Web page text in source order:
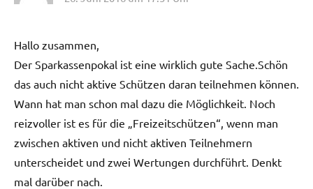
Hallo zusammen,
Der Sparkassenpokal ist eine wirklich gute Sache.Schön
das auch nicht aktive Schützen daran teilnehmen können.
Wann hat man schon mal dazu die Möglichkeit. Noch
reizvoller ist es für die „Freizeitschützen“, wenn man
zwischen aktiven und nicht aktiven Teilnehmern
unterscheidet und zwei Wertungen durchführt. Denkt
mal darüber nach.